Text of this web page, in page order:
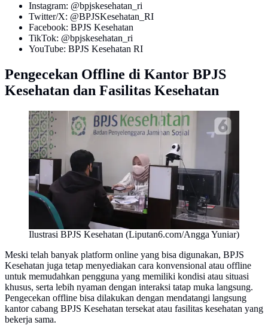
Instagram: @bpjskesehatan_ri
Twitter/X: @BPJSKesehatan_RI
Facebook: BPJS Kesehatan
TikTok: @bpjskesehatan_ri
YouTube: BPJS Kesehatan RI
Pengecekan Offline di Kantor BPJS
Kesehatan dan Fasilitas Kesehatan
Ilustrasi BPJS Kesehatan (Liputan6.com/Angga Yuniar)
Meski telah banyak platform online yang bisa digunakan, BPJS
Kesehatan juga tetap menyediakan cara konvensional atau offline
untuk memudahkan pengguna yang memiliki kondisi atau situasi
khusus, serta lebih nyaman dengan interaksi tatap muka langsung.
Pengecekan offline bisa dilakukan dengan mendatangi langsung
kantor cabang BPJS Kesehatan tersekat atau fasilitas kesehatan yang
bekerja sama.